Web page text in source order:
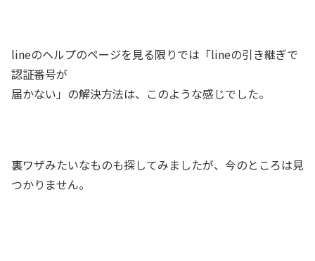
lineのヘルプのページを見る限りでは「lineの引き継ぎで
認証番号が
届かない」の解決方法は、このような感じでした。
裏ワザみたいなものも探してみましたが、今のところは見
つかりません。